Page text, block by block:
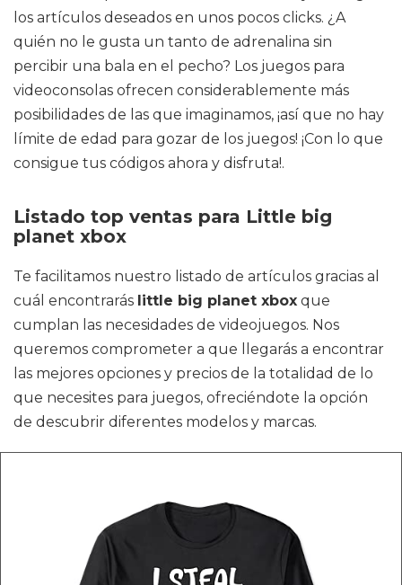
los artículos deseados en unos pocos clicks. ¿A
quién no le gusta un tanto de adrenalina sin
percibir una bala en el pecho? Los juegos para
videoconsolas ofrecen considerablemente más
posibilidades de las que imaginamos, ¡así que no hay
límite de edad para gozar de los juegos! ¡Con lo que
consigue tus códigos ahora y disfruta!.
Listado top ventas para Little big
planet xbox
Te facilitamos nuestro listado de artículos gracias al
cuál encontrarás little big planet xbox que
cumplan las necesidades de videojuegos. Nos
queremos comprometer a que llegarás a encontrar
las mejores opciones y precios de la totalidad de lo
que necesites para juegos, ofreciéndote la opción
de descubrir diferentes modelos y marcas.